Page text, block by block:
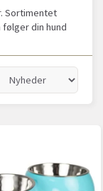
Sortimentet
din hund